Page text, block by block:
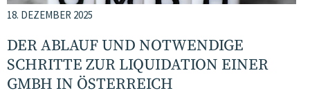
18. DEZEMBER 2025
DER ABLAUF UND NOTWENDIGE
SCHRITTE ZUR LIQUIDATION EINER
GMBH IN ÖSTERREICH